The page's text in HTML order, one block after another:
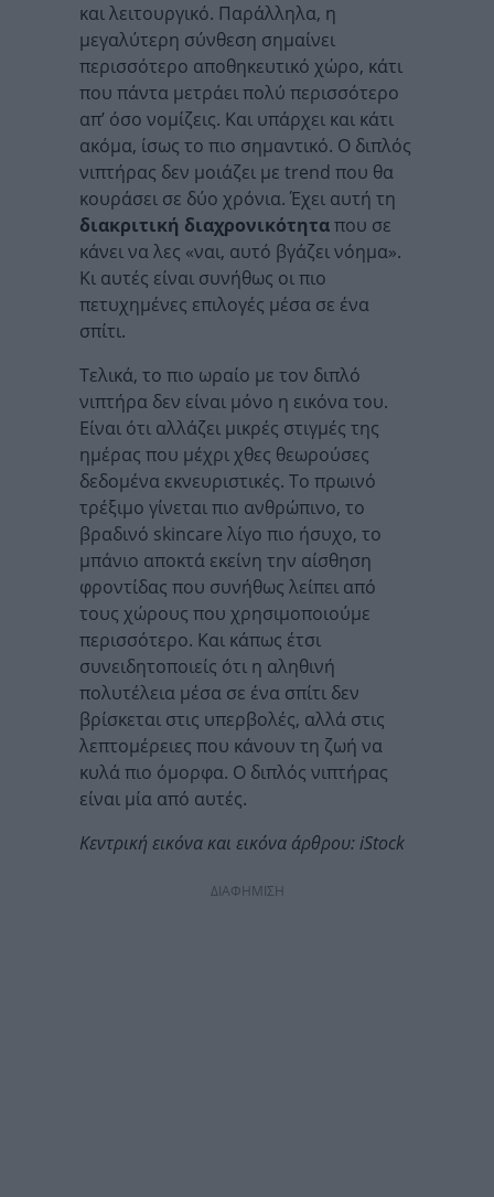
και λειτουργικό. Παράλληλα, η
μεγαλύτερη σύνθεση σημαίνει
περισσότερο αποθηκευτικό χώρο, κάτι
που πάντα μετράει πολύ περισσότερο
απ’ όσο νομίζεις. Και υπάρχει και κάτι
ακόμα, ίσως το πιο σημαντικό. Ο διπλός
νιπτήρας δεν μοιάζει με trend που θα
κουράσει σε δύο χρόνια. Έχει αυτή τη
διακριτική διαχρονικότηταπου σε
κάνει να λες «ναι, αυτό βγάζει νόημα».
Κι αυτές είναι συνήθως οι πιο
πετυχημένες επιλογές μέσα σε ένα
σπίτι.
Τελικά, το πιο ωραίο με τον διπλό
νιπτήρα δεν είναι μόνο η εικόνα του.
Είναι ότι αλλάζει μικρές στιγμές της
ημέρας που μέχρι χθες θεωρούσες
δεδομένα εκνευριστικές. Το πρωινό
τρέξιμο γίνεται πιο ανθρώπινο, το
βραδινό skincare λίγο πιο ήσυχο, το
μπάνιο αποκτά εκείνη την αίσθηση
φροντίδας που συνήθως λείπει από
τους χώρους που χρησιμοποιούμε
περισσότερο. Και κάπως έτσι
συνειδητοποιείς ότι η αληθινή
πολυτέλεια μέσα σε ένα σπίτι δεν
βρίσκεται στις υπερβολές, αλλά στις
λεπτομέρειες που κάνουν τη ζωή να
κυλά πιο όμορφα. Ο διπλός νιπτήρας
είναι μία από αυτές.
Κεντρική εικόνα και εικόνα άρθρου: iStock
ΔΙΑΦΗΜΙΣΗ